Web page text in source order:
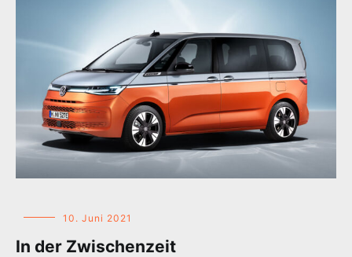
10. Juni 2021
In der Zwischenzeit